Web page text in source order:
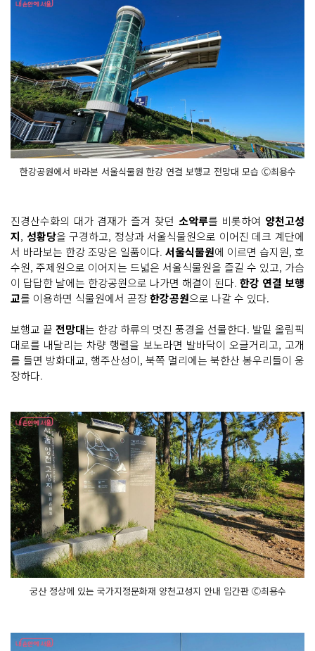
한강공원에서 바라본 서울식물원 한강 연결 보행교 전망대 모습 Ⓒ최용수
진경산수화의 대가 겸재가 즐겨 찾던 소악루를 비롯하여 양천고성
지, 성황당을 구경하고, 정상과 서울식물원으로 이어진 데크 계단에
서 바라보는 한강 조망은 일품이다. 서울식물원에 이르면 습지원, 호
수원, 주제원으로 이어지는 드넓은 서울식물원을 즐길 수 있고, 가슴
이 답답한 날에는 한강공원으로 나가면 해결이 된다. 한강 연결 보행
교를 이용하면 식물원에서 곧장한강공원으로 나갈 수 있다.
보행교 끝 전망대는 한강 하류의 멋진 풍경을 선물한다. 발밑 올림픽
대로를 내달리는 차량 행렬을 보노라면 발바닥이 오글거리고, 고개
를 들면 방화대교, 행주산성이, 북쪽 멀리에는 북한산 봉우리들이 웅
장하다.
궁산 정상에 있는 국가지정문화재 양천고성지 안내 입간판 Ⓒ최용수